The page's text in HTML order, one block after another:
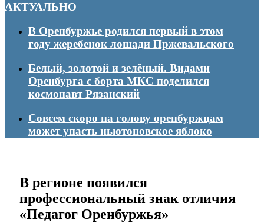
АКТУАЛЬНО
В Оренбуржье родился первый в этом
году жеребенок лошади Пржевальского
Белый, золотой и зелёный. Видами
Оренбурга с борта МКС поделился
космонавт Рязанский
Совсем скоро на голову оренбуржцам
может упасть ньютоновское яблоко
В регионе появился
профессиональный знак отличия
«Педагог Оренбуржья»